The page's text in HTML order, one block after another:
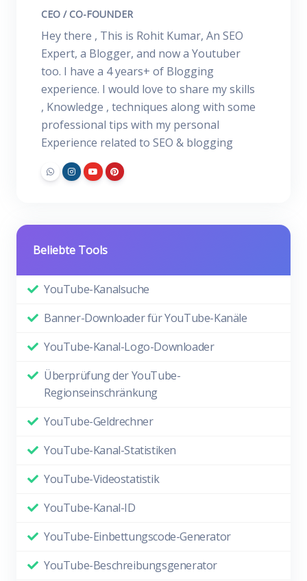
CEO / CO-FOUNDER
Hey there , This is Rohit Kumar, An SEO
Expert, a Blogger, and now a Youtuber
too. I have a 4 years+ of Blogging
experience. I would love to share my skills
, Knowledge , techniques along with some
professional tips with my personal
Experience related to SEO & blogging
Beliebte Tools
YouTube-Kanalsuche
Banner-Downloader für YouTube-Kanäle
YouTube-Kanal-Logo-Downloader
Überprüfung der YouTube-
Regionseinschränkung
YouTube-Geldrechner
YouTube-Kanal-Statistiken
YouTube-Videostatistik
YouTube-Kanal-ID
YouTube-Einbettungscode-Generator
YouTube-Beschreibungsgenerator